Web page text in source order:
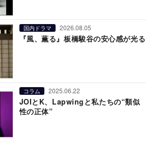
国内ドラマ 2026.08.05
『風、薫る』板橋駿谷の安心感が光る
コラム 2025.06.22
JOIとK、Lapwingと私たちの“類似
性の正体”